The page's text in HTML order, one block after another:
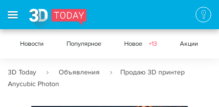
Новости Популярное Новое +13 Акции
3D Today Объявления
Продаю 3D принтер
Anycubic Photon